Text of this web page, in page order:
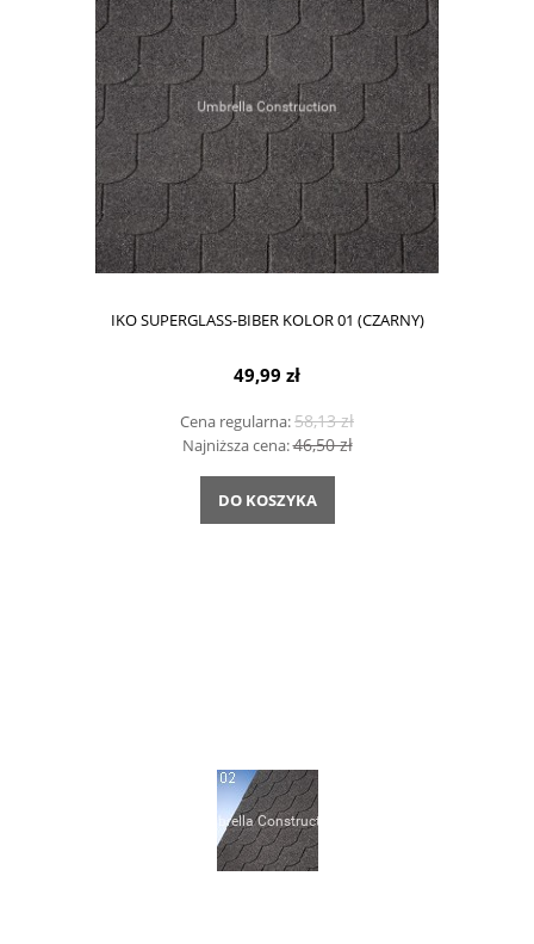
IKO SUPERGLASS-BIBER KOLOR 01 (CZARNY)
49,99 zł
Cena regularna:58,13 zł
Najniższa cena:46,50 zł
DO KOSZYKA